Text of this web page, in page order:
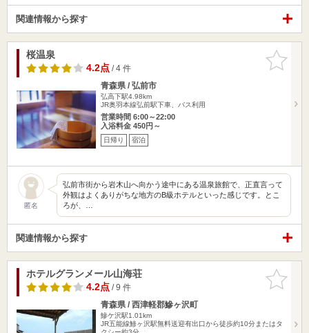
関連情報から探す
お気に入
りに追加
桜温泉
4.2点/ 4 件
青森県 / 弘前市
弘高下駅4.98km
JR奥羽本線弘前駅下車、バス利用
営業時間 6:00～22:00
入浴料金 450円～
日帰り 宿泊
匿名
弘前市街から岩木山へ向かう途中にある温泉旅館で、正直言って
外観はよくありがちな地方のB級ホテルといった感じです。とこ
ろが、…
関連情報から探す
お気に入
りに追加
ホテルグランメール山海荘
4.2点/ 9 件
青森県 / 西津軽郡鰺ヶ沢町
鰺ケ沢駅1.01km
JR五能線鯵ヶ沢駅無料送迎有出口から徒歩約10分またはタ